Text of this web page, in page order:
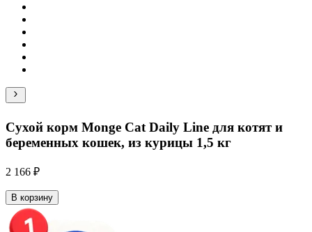
Сухой корм Monge Cat Daily Line для котят и
беременных кошек, из курицы 1,5 кг
2 166 ₽
В корзину